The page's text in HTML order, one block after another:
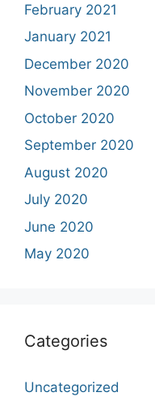
February 2021
January 2021
December 2020
November 2020
October 2020
September 2020
August 2020
July 2020
June 2020
May 2020
Categories
Uncategorized